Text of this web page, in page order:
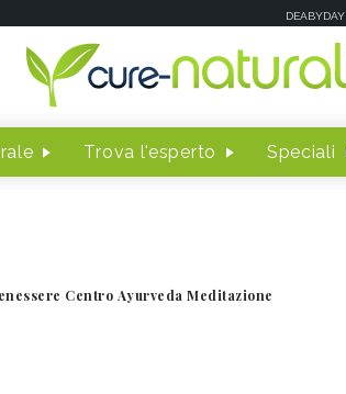
DEABYDAY
Trova l'esperto Speciali
Centro Ayurveda Meditazione